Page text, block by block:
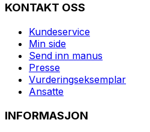
KONTAKT OSS
Kundeservice
Min side
Send inn manus
Presse
Vurderingseksemplar
Ansatte
INFORMASJON